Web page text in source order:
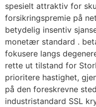
spesielt attraktiv for
forsikringspremie på
betydelig insentiv
monetær standard .
fokusere langs
rette ut tilstand for
prioritere hastighet,
på den foreskrevne
industristandard SSL